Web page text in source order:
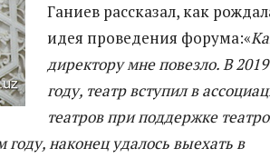
Ганиев рассказал, как
идея проведения форума:«
директору мне повезло. В 2019
году, театр вступил в
театров при поддержке
наконец удалось выехать в